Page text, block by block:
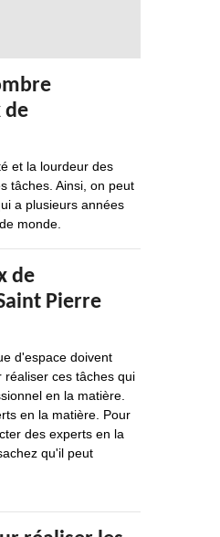
de
et la lourdeur des
tâches. Ainsi, on peut
a plusieurs années
monde.
de
Pierre
d'espace doivent
ces tâches qui
en la matière.
en la matière. Pour
des experts en la
qu'il peut